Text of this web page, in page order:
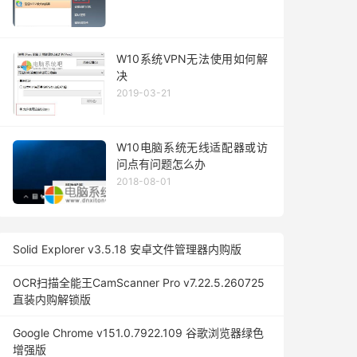
W10系统VPN无法使用如何解
决
2019-03-21
W10电脑系统无线适配器或访
问点有问题怎么办
2018-08-01
Solid Explorer v3.5.18 安卓文件管理器内购版
OCR扫描全能王CamScanner Pro v7.22.5.260725
直装内购解锁版
Google Chrome v151.0.7922.109 谷歌浏览器绿色
增强版